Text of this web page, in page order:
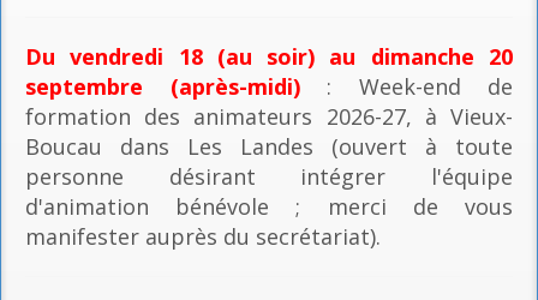
Du vendredi 18 (au soir) au dimanche 20
septembre (après-midi): Week-end de
formation des animateurs 2026-27, à Vieux-
Boucau dans Les Landes (ouvert à toute
personne désirant intégrer l'équipe
d'animation bénévole ; merci de vous
manifester auprès du secrétariat).